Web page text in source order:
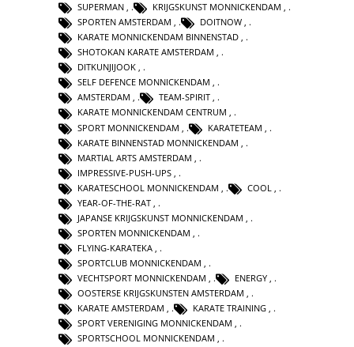
SUPERMAN , KRIJGSKUNST MONNICKENDAM ,
SPORTEN AMSTERDAM , DOITNOW ,
KARATE MONNICKENDAM BINNENSTAD ,
SHOTOKAN KARATE AMSTERDAM ,
DITKUNJIJOOK ,
SELF DEFENCE MONNICKENDAM ,
AMSTERDAM , TEAM-SPIRIT ,
KARATE MONNICKENDAM CENTRUM ,
SPORT MONNICKENDAM
KARATETEAM
KARATE BINNENSTAD MONNICKENDAM
MARTIAL ARTS AMSTERDAM
IMPRESSIVE-PUSH-UPS
KARATESCHOOL MONNICKENDAM
COOL
YEAR-OF-THE-RAT
JAPANSE KRIJGSKUNST MONNICKENDAM
SPORTEN MONNICKENDAM
FLYING-KARATEKA ,
SPORTCLUB MONNICKENDAM ,
VECHTSPORT MONNICKENDAM , ENERGY ,
OOSTERSE KRIJGSKUNSTEN AMSTERDAM ,
KARATE AMSTERDAM , KARATE TRAINING ,
SPORT VERENIGING MONNICKENDAM ,
SPORTSCHOOL MONNICKENDAM ,